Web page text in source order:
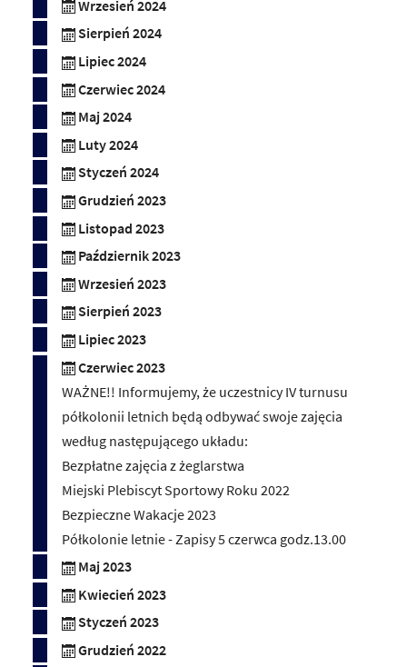
Wrzesień 2024
Sierpień 2024
Lipiec 2024
Czerwiec 2024
Maj 2024
Luty 2024
Styczeń 2024
Grudzień 2023
Listopad 2023
Październik 2023
Wrzesień 2023
Sierpień 2023
Lipiec 2023
Czerwiec 2023
WAŻNE!! Informujemy, że uczestnicy IV turnusu
półkolonii letnich będą odbywać swoje zajęcia
według następującego układu:
Bezpłatne zajęcia z żeglarstwa
Miejski Plebiscyt Sportowy Roku 2022
Bezpieczne Wakacje 2023
Półkolonie letnie - Zapisy 5 czerwca godz.13.00
Maj 2023
Kwiecień 2023
Styczeń 2023
Grudzień 2022